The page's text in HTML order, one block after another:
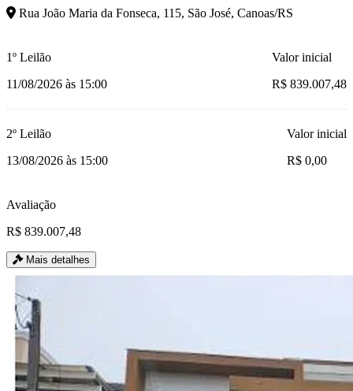
Rua João Maria da Fonseca, 115, São José, Canoas/RS
1º Leilão
11/08/2026 às 15:00
Valor inicial
R$ 839.007,48
2º Leilão
13/08/2026 às 15:00
Valor inicial
R$ 0,00
Avaliação
R$ 839.007,48
Mais detalhes